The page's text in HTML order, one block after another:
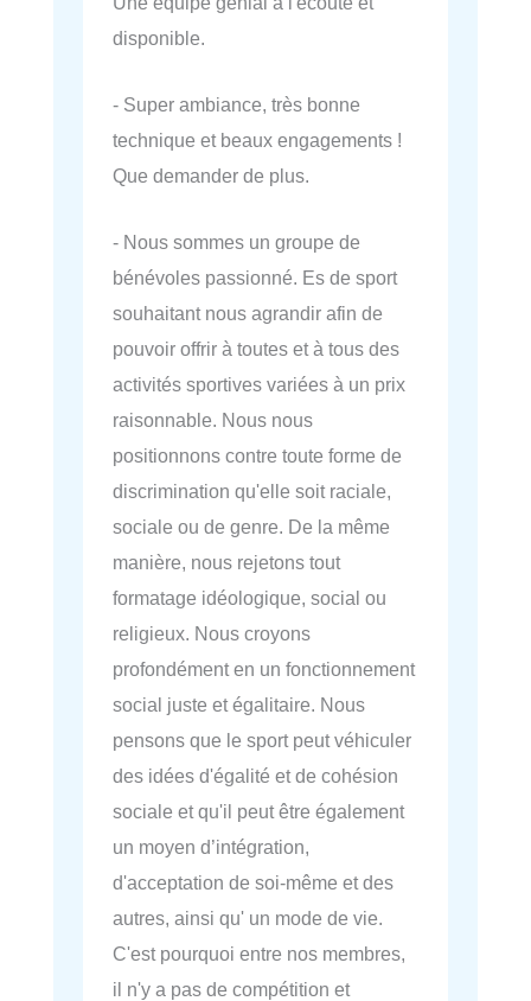
disponible.
- Super ambiance, très bonne
technique et beaux engagements !
Que demander de plus.
- Nous sommes un groupe de
bénévoles passionné. Es de sport
souhaitant nous agrandir afin de
pouvoir offrir à toutes et à tous des
activités sportives variées à un prix
raisonnable. Nous nous
positionnons contre toute forme de
discrimination qu'elle soit raciale,
sociale ou de genre. De la même
manière, nous rejetons tout
formatage idéologique, social ou
religieux. Nous croyons
profondément en un fonctionnement
social juste et égalitaire. Nous
pensons que le sport peut véhiculer
des idées d'égalité et de cohésion
sociale et qu'il peut être également
un moyen d’intégration,
d'acceptation de soi-même et des
autres, ainsi qu' un mode de vie.
C'est pourquoi entre nos membres,
il n'y a pas de compétition et